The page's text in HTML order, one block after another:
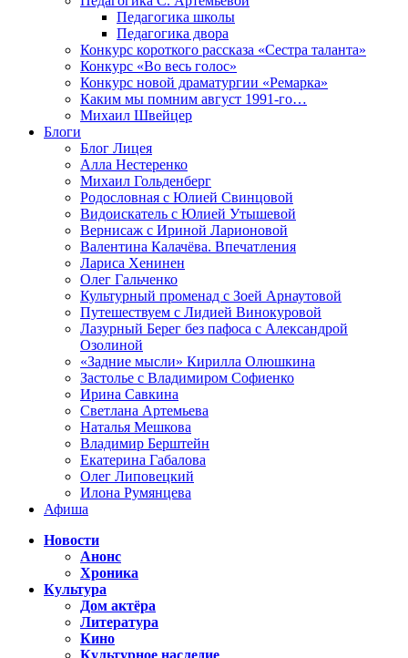
Педагогика школы
Педагогика двора
Конкурс короткого рассказа «Сестра таланта»
Конкурс «Во весь голос»
Конкурс новой драматургии «Ремарка»
Каким мы помним август 1991-го…
Михаил Швейцер
Блоги
Блог Лицея
Алла Нестеренко
Михаил Гольденберг
Родословная с Юлией Свинцовой
Видоискатель с Юлией Утышевой
Вернисаж с Ириной Ларионовой
Валентина Калачёва. Впечатления
Лариса Хенинен
Олег Гальченко
Культурный променад с Зоей Арнаутовой
Путешествуем с Лидией Винокуровой
Лазурный Берег без пафоса с Александрой
Озолиной
«Задние мысли» Кирилла Олюшкина
Застолье с Владимиром Софиенко
Ирина Савкина
Светлана Артемьева
Наталья Мешкова
Владимир Берштейн
Екатерина Габалова
Олег Липовецкий
Илона Румянцева
Афиша
Новости
Анонс
Хроника
Культура
Дом актёра
Литература
Кино